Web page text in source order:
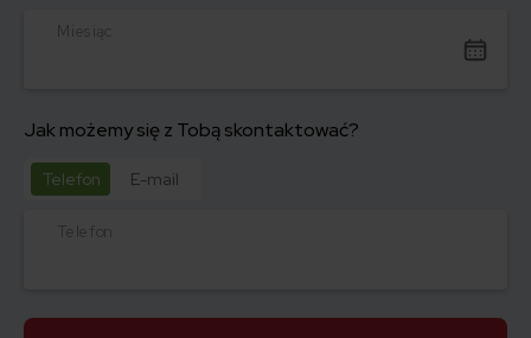
Miesiąc
Jak możemy się z Tobą skontaktować?
Telefon E-mail
Telefon